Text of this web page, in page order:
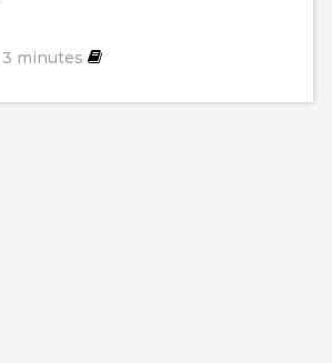
3 minutes